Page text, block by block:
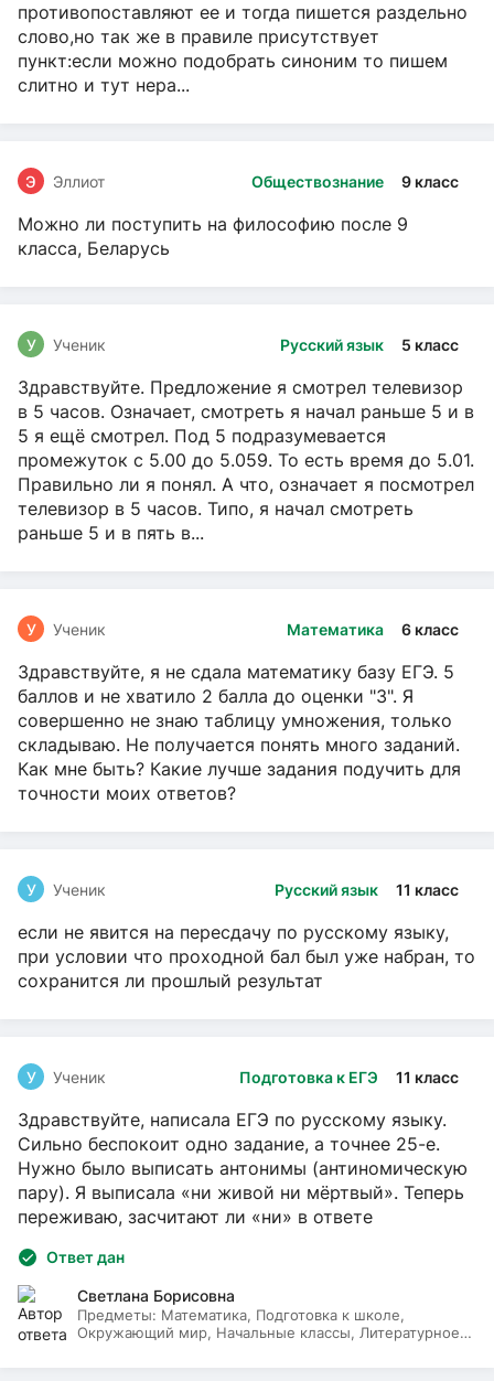
противопоставляют ее и тогда пишется раздельно
слово,но так же в правиле присутствует
пункт:если можно подобрать синоним то пишем
слитно и тут нера...
Обществознание 9 класс
Э Эллиот
Можно ли поступить на философию после 9
класса, Беларусь
Русский язык 5 класс
У Ученик
Здравствуйте. Предложение я смотрел телевизор
в 5 часов. Означает, смотреть я начал раньше 5 и в
5 я ещё смотрел. Под 5 подразумевается
промежуток с 5.00 до 5.059. То есть время до 5.01.
Правильно ли я понял. А что, означает я посмотрел
телевизор в 5 часов. Типо, я начал смотреть
раньше 5 и в пять в...
Математика 6 класс
У Ученик
Здравствуйте, я не сдала математику базу ЕГЭ. 5
баллов и не хватило 2 балла до оценки "3". Я
совершенно не знаю таблицу умножения, только
складываю. Не получается понять много заданий.
Как мне быть? Какие лучше задания подучить для
точности моих ответов?
Русский язык 11 класс
У Ученик
если не явится на пересдачу по русскому языку,
при условии что проходной бал был уже набран, то
сохранится ли прошлый результат
Подготовка к ЕГЭ 11 класс
У Ученик
Здравствуйте, написала ЕГЭ по русскому языку.
Сильно беспокоит одно задание, а точнее 25-е.
Нужно было выписать антонимы (антиномическую
пару). Я выписала «ни живой ни мёртвый». Теперь
переживаю, засчитают ли «ни» в ответе
Ответ дан
Светлана Борисовна
Предметы: Математика, Подготовка к школе,
Окружающий мир, Начальные классы, Литературное